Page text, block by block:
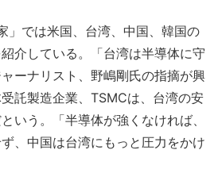
」では米国、台湾、中国、韓国の
介している。「台湾は半導体に守
ーナリスト、野嶋剛氏の指摘が興
託製造企業、TSMCは、台湾の安
いう。「半導体が強くなければ、
、中国は台湾にもっと圧力をかけ